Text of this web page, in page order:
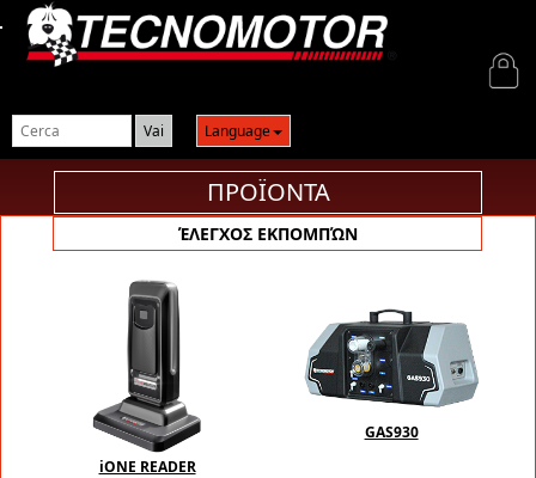
Language
Login
ΠΡΟΪΟΝΤΑ
ΈΛΕΓΧΟΣ ΕΚΠΟΜΠΏΝ
iONE READER
GAS930